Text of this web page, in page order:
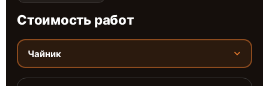
Стоимость работ
Чайник